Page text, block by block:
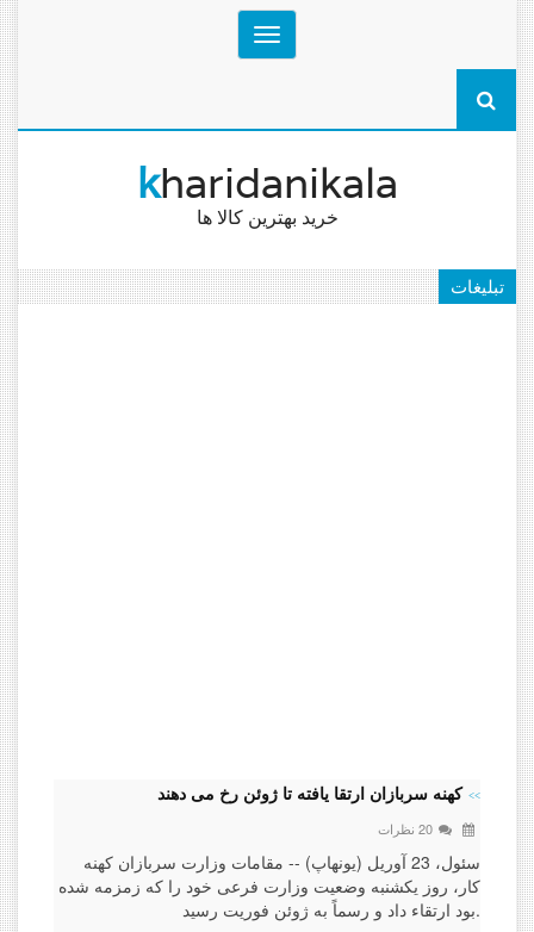
Toggle
navigation
kharidanikala
خرید بهترین کالا ها
تبلیغات
کهنه سربازان ارتقا یافته تا ژوئن رخ می دهند
20 نظرات
سئول، 23 آوریل (یونهاپ) -- مقامات وزارت سربازان کهنه
کار، روز یکشنبه وضعیت وزارت فرعی خود را که زمزمه شده
بود ارتقاء داد و رسماً به ژوئن فوریت رسید.